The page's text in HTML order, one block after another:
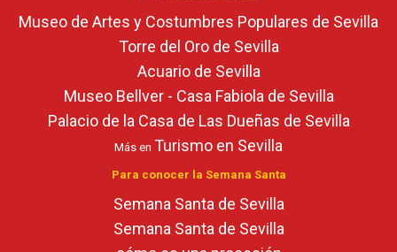
Museo de Artes y Costumbres Populares de Sevilla
Torre del Oro de Sevilla
Acuario de Sevilla
Museo Bellver - Casa Fabiola de Sevilla
Palacio de la Casa de Las Dueñas de Sevilla
Más en Turismo en Sevilla
Para conocer la Semana Santa
Semana Santa de Sevilla
Semana Santa de Sevilla